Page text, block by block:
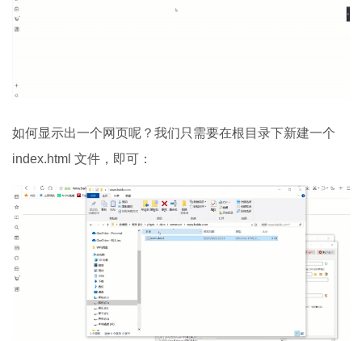
如何显示出一个网页呢？我们只需要在根目录下新建一个
index.html 文件，即可：